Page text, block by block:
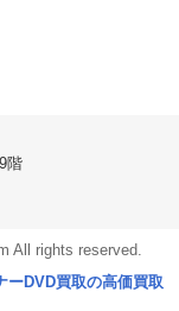
階
All rights reserved.
ーDVD買取の高価買取